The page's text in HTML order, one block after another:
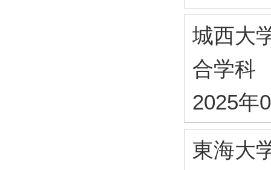
城西大
合学科
2025年
東海大